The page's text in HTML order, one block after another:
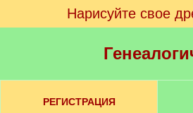
Нарисуйте свое
РЕГИСТРАЦИЯ